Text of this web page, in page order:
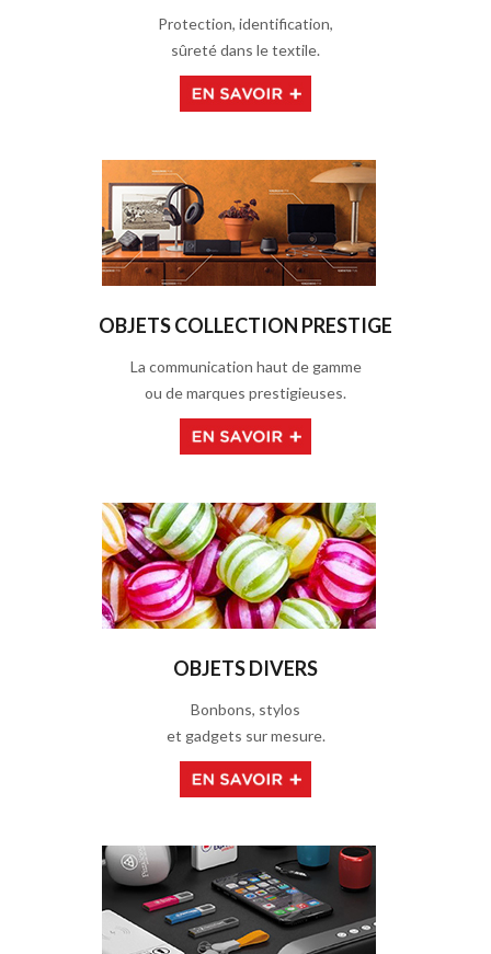
Protection, identification,
sûreté dans le textile.
OBJETS COLLECTION PRESTIGE
La communication haut de gamme
ou de marques prestigieuses.
OBJETS DIVERS
Bonbons, stylos
et gadgets sur mesure.